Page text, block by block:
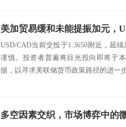
USD/CAD当前交投于1.3650附近，延
谨慎。投资者普遍将目光投向即将于
据，以寻求美联储货币政策路径的进一
多空因素交织，市场博弈中的